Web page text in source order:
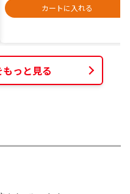
カートに入れる
っと見る